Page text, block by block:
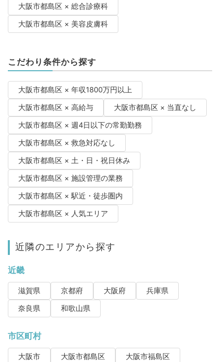
大阪市都島区 × 総合診療科
大阪市都島区 × 美容皮膚科
こだわり条件から探す
大阪市都島区 × 年収1800万円以上
大阪市都島区 × 高給与
大阪市都島区 × 当直なし
大阪市都島区 × 週4日以下の常勤勤務
大阪市都島区 × 救急対応なし
大阪市都島区 × 土・日・祝日休み
大阪市都島区 × 施設管理の業務
大阪市都島区 × 駅近・徒歩圏内
大阪市都島区 × 人気エリア
近隣のエリアから探す
近畿
滋賀県 京都府 大阪府
兵庫県
奈良県
和歌山県
市区町村
大阪市 大阪市都島区
大阪市福島区